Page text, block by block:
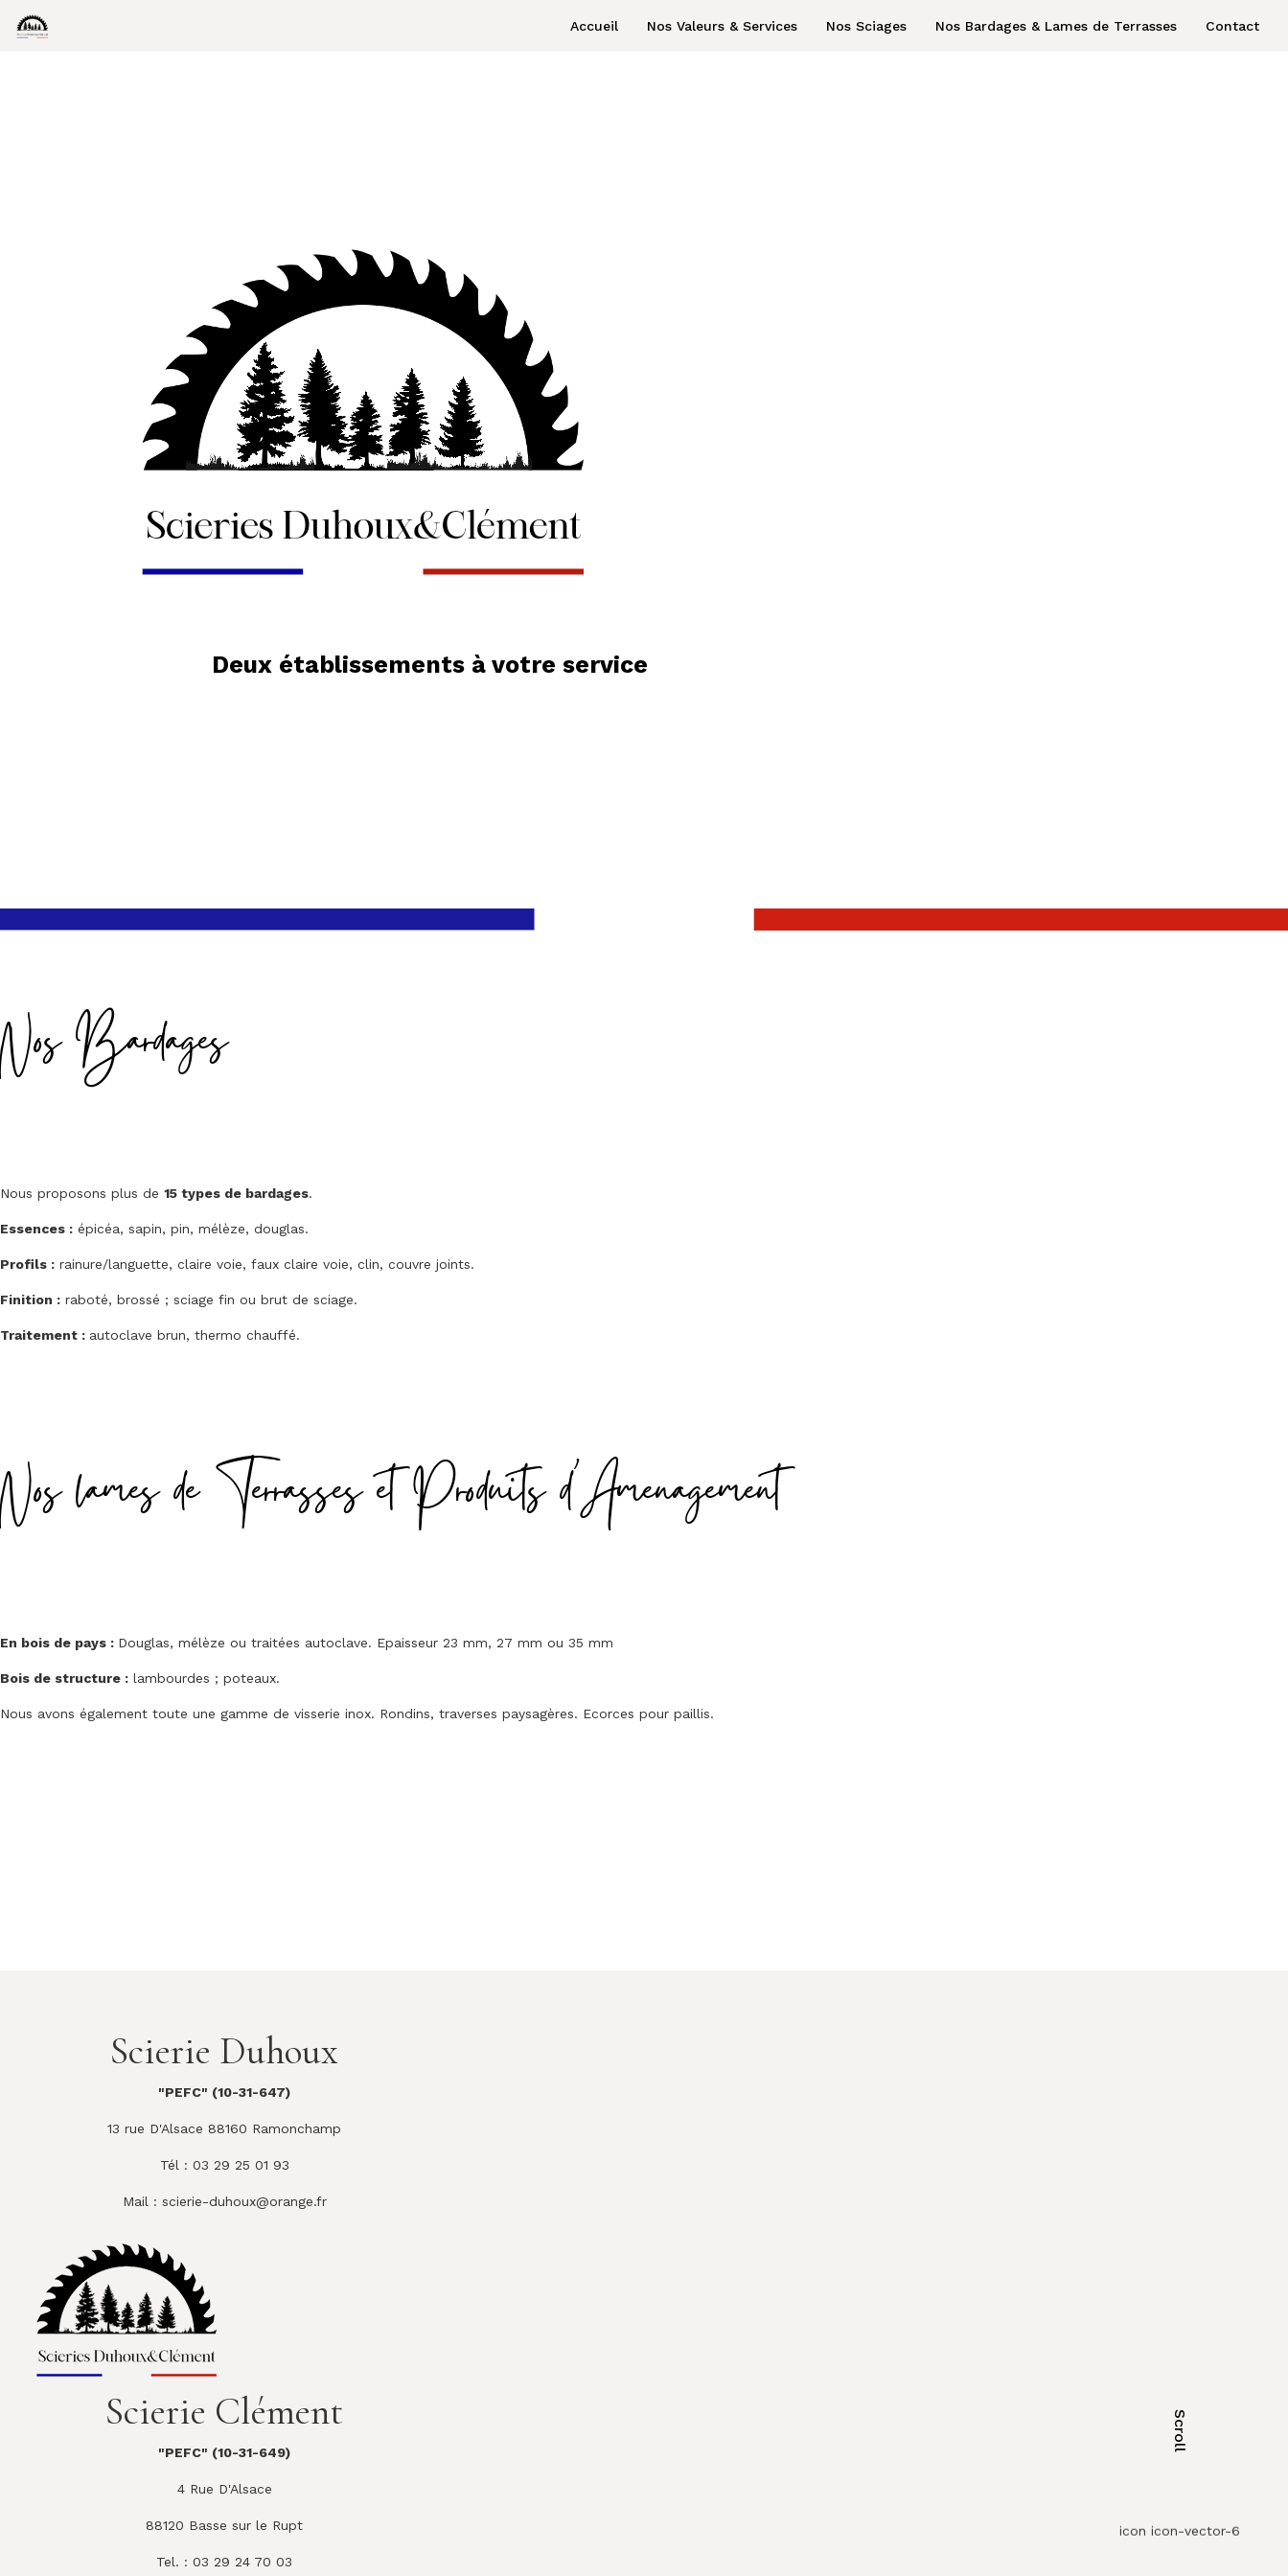
Accueil Nos Valeurs & Services Nos Sciages Nos Bardages & Lames de Terrasses Contact
Deux établissements à votre service
Scroll
icon icon-vector-6
Nos Bardages
Nous proposons plus de 15 types de bardages.
Essences : épicéa, sapin, pin, mélèze, douglas.
Profils : rainure/languette, claire voie, faux claire voie, clin, couvre joints.
Finition : raboté, brossé ; sciage fin ou brut de sciage.
Traitement : autoclave brun, thermo chauffé.
Nos lames de Terrasses et Produits d'Amenagement
En bois de pays : Douglas, mélèze ou traitées autoclave. Epaisseur 23 mm, 27 mm ou 35 mm
Bois de structure : lambourdes ; poteaux.
Nous avons également toute une gamme de visserie inox. Rondins, traverses paysagères. Ecorces pour paillis.
Scierie Duhoux
"PEFC" (10-31-647)
13 rue D'Alsace 88160 Ramonchamp
Tél : 03 29 25 01 93
Mail : scierie-duhoux@orange.fr
Scierie Clément
"PEFC" (10-31-649)
4 Rue D'Alsace
88120 Basse sur le Rupt
Tel. : 03 29 24 70 03